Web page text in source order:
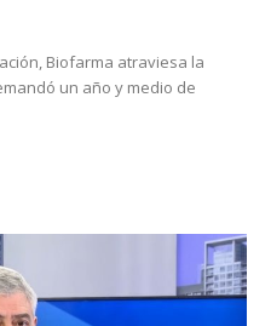
Biofarma atraviesa la
un año y medio de